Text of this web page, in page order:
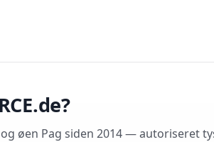
øen Pag siden 2014 — autoriseret